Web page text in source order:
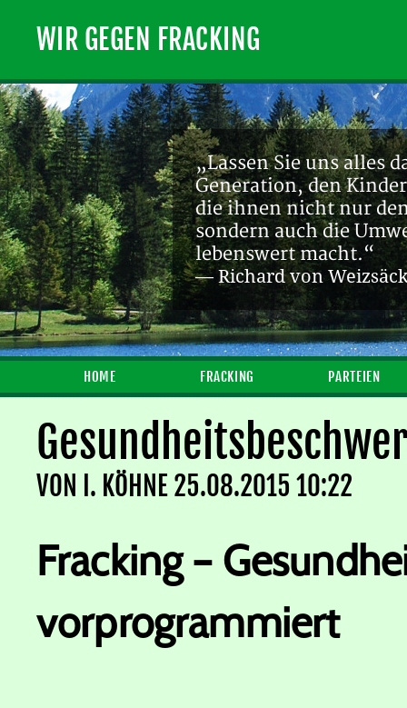
WIR GEGEN FRACKING
„Lassen Sie uns alles
Generation, den
die ihnen nicht nur
sondern auch die
lebenswert macht.“
— Richard von
HOME FRACKING PARTEIEN
VON I. KÖHNE25.08.2015 10:22
Fracking –
vorprogrammiert